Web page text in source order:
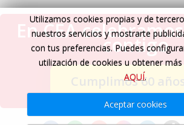
En CEA
contigo
Cumplimos 60
Utilizamos cookies propias y de
nuestros servicios y mostrarte
con tus preferencias. Puedes
utilización de cookies u obtener
AQUÍ.
Aceptar cookies